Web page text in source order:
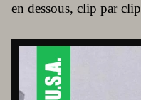
en dessous, clip par clip